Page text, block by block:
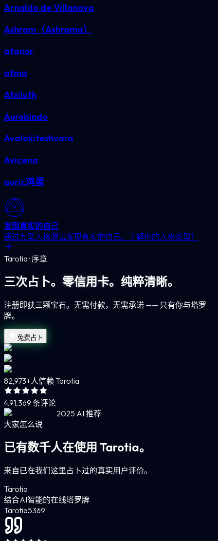
Arnaldo de Villanova
Ashram（Ashrama）
atanor
atma
Atziluth
Aurobindo
Avalokiteshvara
Avicena
auric鸡蛋
发现真实的自己
通过九型人格测试发现真实的自己。了解你的人格类型！
Tarotia · 序章
三次占卜。 零信用卡。 纯粹清晰。
注册即获三颗宝石。无需付款，无需承诺 —— 只有你与塔罗
牌。
免费占卜
82,973+人信赖 Tarotia
4.91,369 条评论
2025 AI 推荐
大家怎么说
已有数千人在使用 Tarotia。
来自已在我们这里占卜过的真实用户评价。
Tarotia
结合AI智能的在线塔罗牌
Tarotia5369